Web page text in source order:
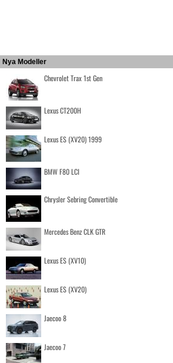
Nya Modeller
Chevrolet Trax 1st Gen
Lexus CT200H
Lexus ES (XV20) 1999
BMW F80 LCI
Chrysler Sebring Convertible
Mercedes Benz CLK GTR
Lexus ES (XV10)
Lexus ES (XV20)
Jaecoo 8
Jaecoo 7